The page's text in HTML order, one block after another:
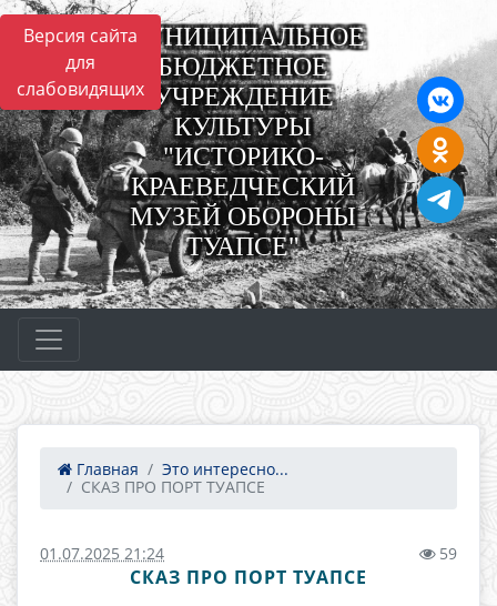
Версия сайта
для
слабовидящих
МУНИЦИПАЛЬНОЕ
БЮДЖЕТНОЕ
УЧРЕЖДЕНИЕ
КУЛЬТУРЫ
"ИСТОРИКО-
КРАЕВЕДЧЕСКИЙ
МУЗЕЙ ОБОРОНЫ
ТУАПСЕ"
Главная
Это интересно...
СКАЗ ПРО ПОРТ ТУАПСЕ
01.07.2025 21:24 59
СКАЗ ПРО ПОРТ ТУАПСЕ